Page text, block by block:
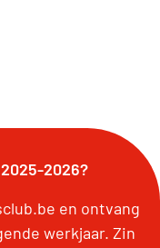
2026?
en ontvang
werkjaar. Zin